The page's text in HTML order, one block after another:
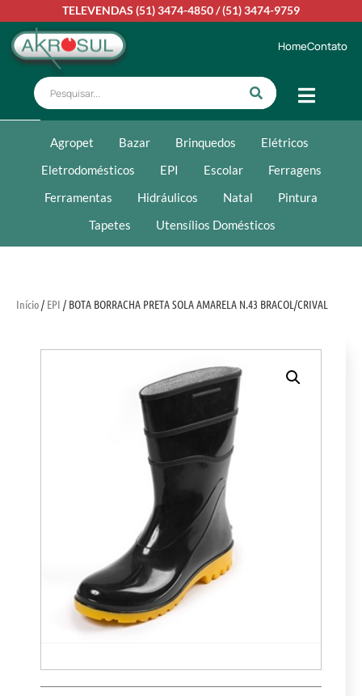
TELEVENDAS (51) 3474-4850/(51) 3474-9759
HomeContato
Agropet Bazar Brinquedos
Elétricos
Eletrodomésticos
EPI Escolar
Ferragens
Ferramentas
Hidráulicos Natal
Pintura
Tapetes
Utensílios Domésticos
Início/ EPI / BOTA BORRACHA PRETA SOLA AMARELA N.43 BRACOL/CRIVAL